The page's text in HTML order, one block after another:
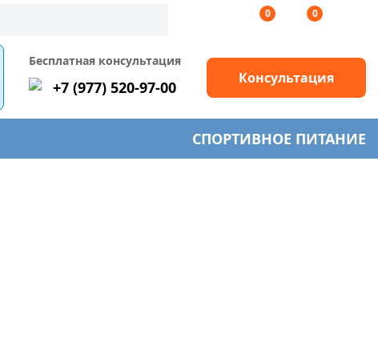
0 0
Бесплатная консультация
+7 (977) 520-97-00 Консультация
СПОРТИВНОЕ ПИТАНИЕ